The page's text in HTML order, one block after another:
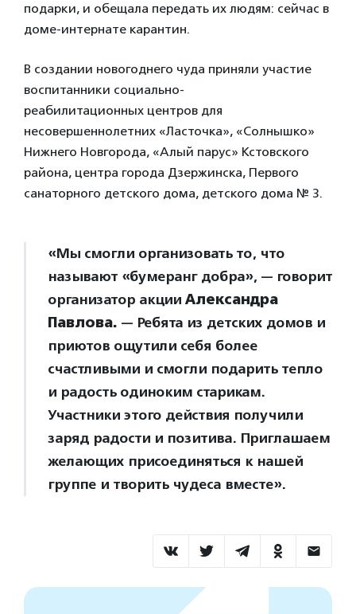
подарки, и обещала передать их людям: сейчас в
доме-интернате карантин.
В создании новогоднего чуда приняли участие
воспитанники социально-
реабилитационных центров для
несовершеннолетних «Ласточка», «Солнышко»
Нижнего Новгорода, «Алый парус» Кстовского
района, центра города Дзержинска, Первого
санаторного детского дома, детского дома № 3.
«Мы смогли организовать то, что
называют «бумеранг добра», — говорит
организатор акции Александра
Павлова. — Ребята из детских домов и
приютов ощутили себя более
счастливыми и смогли подарить тепло
и радость одиноким старикам.
Участники этого действия получили
заряд радости и позитива. Приглашаем
желающих присоединяться к нашей
группе и творить чудеса вместе».